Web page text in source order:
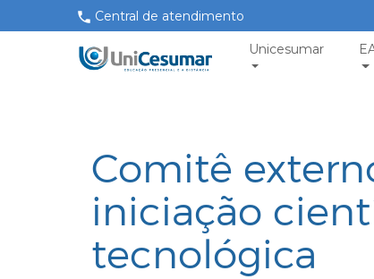
Central de atendimento
Unicesumar
Comitê
iniciação
tecnológica